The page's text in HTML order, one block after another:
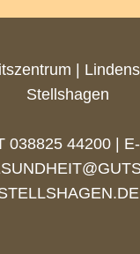
|
Stellshagen
038825 44200 | E-